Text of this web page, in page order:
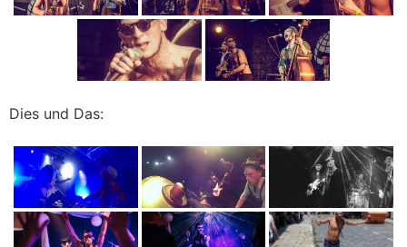
Dies und Das: